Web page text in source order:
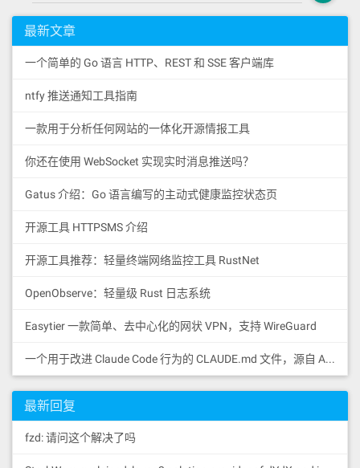
最新文章
一个简单的 Go 语言 HTTP、REST 和 SSE 客户端库
ntfy 推送通知工具指南
一款用于分析任何网站的一体化开源情报工具
你还在使用 WebSocket 实现实时消息推送吗？
Gatus 介绍：Go 语言编写的主动式健康监控状态页
开源工具 HTTPSMS 介绍
开源工具推荐：轻量终端网络监控工具 RustNet
OpenObserve：轻量级 Rust 日志系统
Easytier 一款简单、去中心化的网状 VPN，支持 WireGuard
一个用于改进 Claude Code 行为的 CLAUDE.md 文件，源自 Andrej Karpathy 对 LLM 编码陷阱的观察。
最新回复
fzd: 请问这个解决了吗